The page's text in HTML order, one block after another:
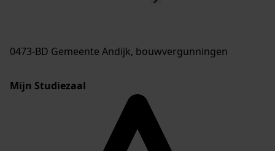
0473-BD Gemeente Andijk, bouwvergunningen
Mijn Studiezaal